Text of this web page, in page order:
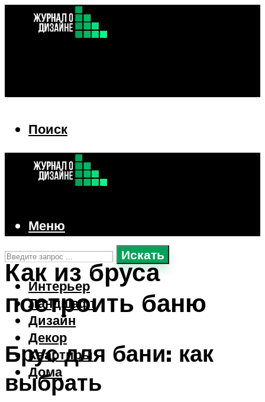
Поиск
Искать
Интерьер
Ландшафт
Дизайн
Декор
Квартиры
Дома
Меню
Как из бруса
построить баню
Брус для бани: как
выбрать